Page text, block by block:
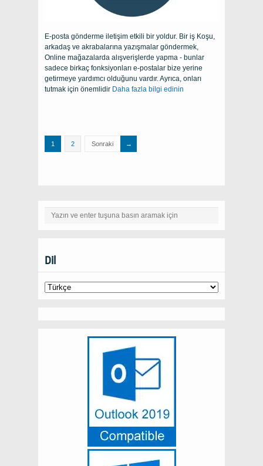
E-posta gönderme iletişim etkili bir yoldur. Bir iş Koşu,
arkadaş ve akrabalarına yazışmalar göndermek,
Online mağazalarda alışverişlerde yapma - bunlar
sadece birkaç fonksiyonları e-postalar bize yerine
getirmeye yardımcı olduğunu vardır. Ayrıca, onları
tutmak için önemlidir Daha fazla bilgi edinin
1 2 Sonraki
Dil